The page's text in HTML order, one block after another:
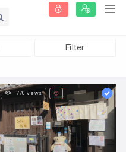
Filter
770 views